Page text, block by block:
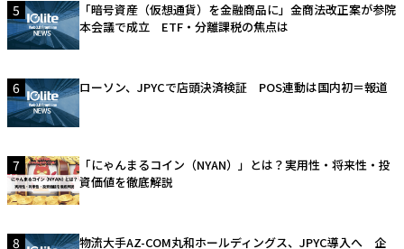
5
「暗号資産（仮想通貨）を金融商品に」金商法改正案が参院
本会議で成立 ETF・分離課税の焦点は
6 ローソン、JPYCで店頭決済検証 POS連動は国内初＝報道
7
「にゃんまるコイン（NYAN）」とは？実用性・将来性・投
資価値を徹底解説
8
物流大手AZ-COM丸和ホールディングス、JPYC導入へ 企